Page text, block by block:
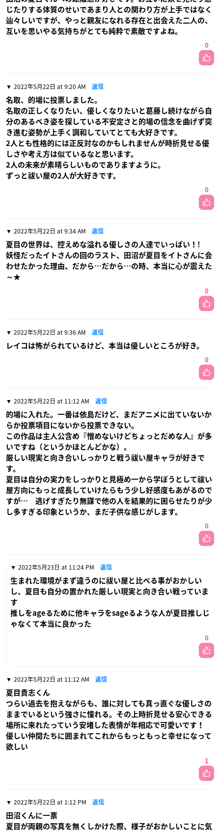
じたりする体質のせいであまり人との関わり方が上手ではなく
辿々しいですが、やっと親友になれる存在と出会えた二人の、
互いを思いやる気持ちがとても純粋で素敵ですよね。
0
2022年5月22日 at 9:20 AM 返信
名取、的場に投票しました。
名取の正しくなりたい、優しくなりたいと葛藤し続けながら自
分のあるべき姿を探している不安定さと的場の信念を曲げず突
き進む姿勢が上手く調和していてとても大好きです。
2人とも性格的には正反対なのかもしれませんが時折見せる優
しさや考え方は似ているなと思います。
2人の未来が素晴らしいものでありますように。
ずっと祓い屋の2人が大好きです。
0
2022年5月22日 at 9:34 AM 返信
夏目の世界は、控えめな溢れる優しさの人達でいっぱい！!
妖怪だったイトさんの回のラスト、田沼が夏目をイトさんに会
わせたかった理由、だから…だから…の時、本当に心が震えた
～★
0
2022年5月22日 at 9:36 AM 返信
レイコは怖がられているけど、本当は優しいところが好き。
0
2022年5月22日 at 11:12 AM 返信
的場に入れた。一番は依島だけど、まだアニメに出ていないか
らか投票項目にないから投票できない。
この作品は主人公含め『憎めないけどちょっとだめな人』が多
いですね（というかほとんどかな）。
厳しい現実と向き合いしっかりと戦う祓い屋キャラが好きで
す。
夏目は自分の実力をしっかりと見極め一から学ぼうとして祓い
屋方向にもっと成長していけたらもう少し好感度もあがるので
すが… 逃げすぎたり無謀で他の人を結果的に困らせたりが少
し多すぎる印象というか、まだ子供な感じがします。
0
2022年5月23日 at 11:24 PM 返信
生まれた環境がまず違うのに祓い屋と比べる事がおかしい
し、夏目も自分の置かれた厳しい現実と向き合い戦っていま
す
推しをageるために他キャラをsageるような人が夏目推しじ
ゃなくて本当に良かった
0
2022年5月22日 at 11:12 AM 返信
夏目貴志くん
つらい過去を抱えながらも、誰に対しても真っ直ぐな優しさの
ままでいるという強さに憧れる。その上時折見せる安心できる
場所に来れたっていう安堵した表情が年相応で可愛いです！
優しい仲間たちに囲まれてこれからもっともっと幸せになって
欲しい
1
2022年5月22日 at 1:12 PM 返信
田沼くんに一票
夏目が両親の写真を無くしかけた際、様子がおかしいことに気